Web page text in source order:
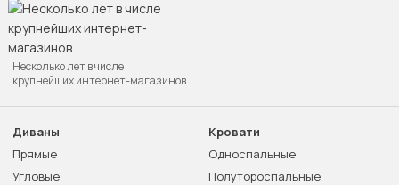
Несколько лет в числе
крупнейших интернет-магазинов
Диваны
Прямые
Угловые
Кровати
Односпальные
Полутороспальные